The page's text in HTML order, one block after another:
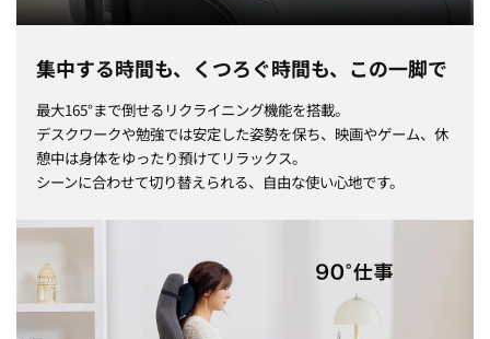
集中する時間も、くつろぐ時間も、 この一脚で
最大165°まで倒せるリクライニング機能を搭載。
デスクワークや勉強では安定した姿勢を保ち、映画やゲーム、休
憩中は身体をゆったり預けてリラックス。
シーンに合わせて切り替えられる、自由な使い心地です。